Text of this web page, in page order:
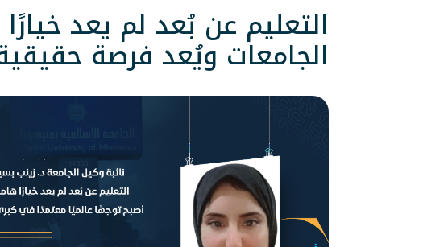
التعليم عن بُعد لم يعد
الجامعات ويُعد فرصة